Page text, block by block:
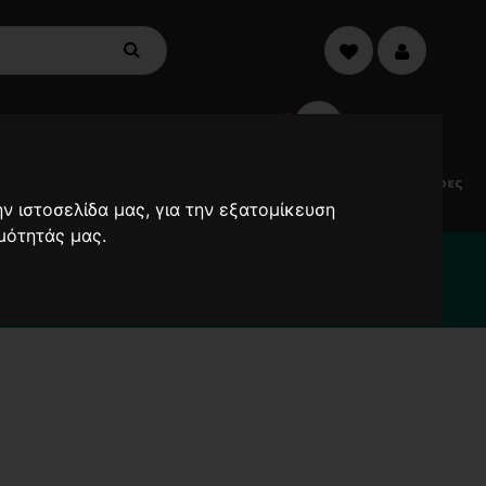
ιστοσελίδα μας, για την εξατομίκευση
μας.
Scooters
Ανεμιστήρες